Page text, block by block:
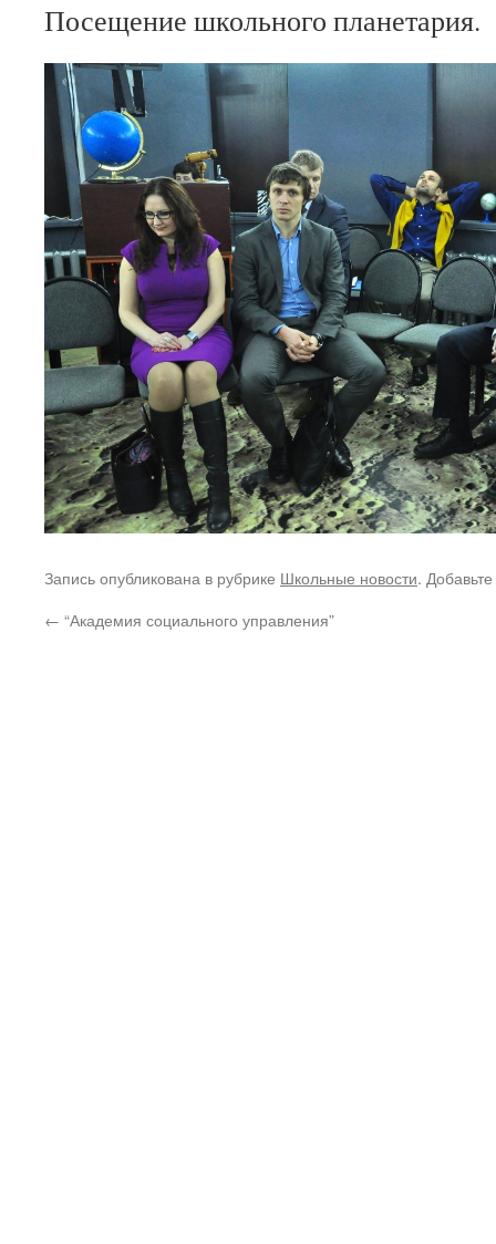
Посещение школьного планетария.
Запись опубликована в рубрике Школьные новости.
← “Академия социального управления”